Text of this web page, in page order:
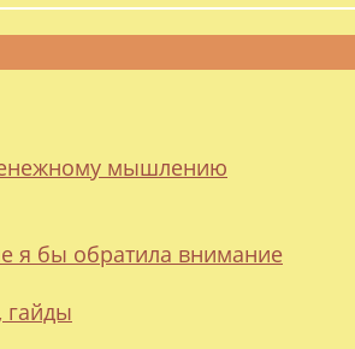
мышлению
я бы обратила внимание